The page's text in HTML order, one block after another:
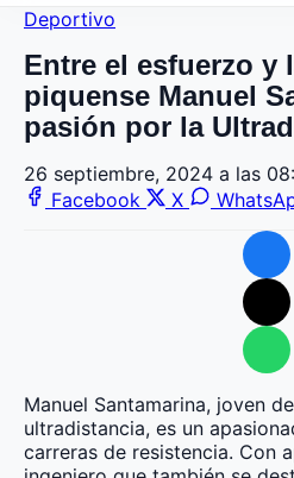
Deportivo
Entre el esfuerzo y
piquense Manuel
pasión por la
26 septiembre, 2024 a las
Facebook
X
Manuel Santamarina, joven
ultradistancia, es un
carreras de resistencia. Con